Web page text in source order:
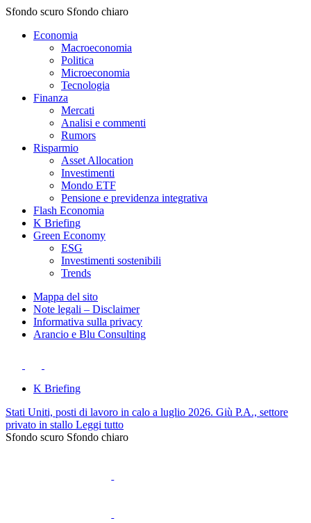
Sfondo scuro Sfondo chiaro
Economia
Macroeconomia
Politica
Microeconomia
Tecnologia
Finanza
Mercati
Analisi e commenti
Rumors
Risparmio
Asset Allocation
Investimenti
Mondo ETF
Pensione e previdenza integrativa
Flash Economia
K Briefing
Green Economy
ESG
Investimenti sostenibili
Trends
Mappa del sito
Note legali – Disclaimer
Informativa sulla privacy
Arancio e Blu Consulting
K Briefing
Stati Uniti, posti di lavoro in calo a luglio 2026. Giù P.A., settore
privato in stallo Leggi tutto
Sfondo scuro Sfondo chiaro